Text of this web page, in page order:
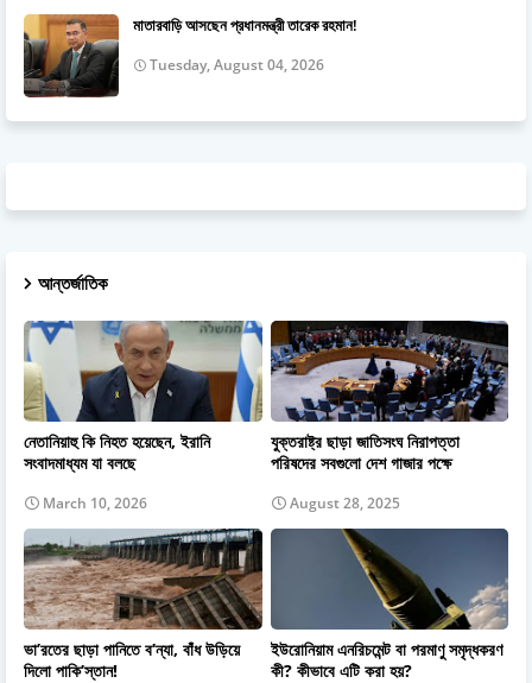
মাতারবাড়ি আসছেন প্রধানমন্ত্রী তারেক রহমান!
Tuesday, August 04, 2026
আন্তর্জাতিক
নেতানিয়াহু কি নিহত হয়েছেন, ইরানি
সংবাদমাধ্যম যা বলছে
March 10, 2026
যুক্তরাষ্ট্র ছাড়া জাতিসংঘ নিরাপত্তা
পরিষদের সবগুলো দেশ গাজার পক্ষে
August 28, 2025
ভা’রতের ছাড়া পানিতে ব’ন্যা, বাঁধ উড়িয়ে
দিলো পাকি’স্তান!
ইউরোনিয়াম এনরিচমেন্ট বা পরমাণু সমৃদ্ধকরণ
কী? কীভাবে এটি করা হয়?